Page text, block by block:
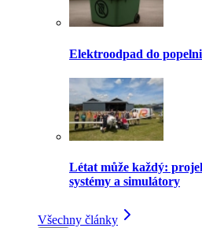
Elektroodpad do
Létat může každý:
systémy a simulátory
Všechny články